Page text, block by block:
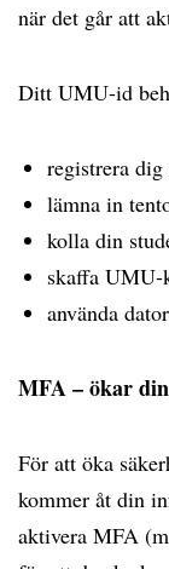
när det går att
Ditt UMU-id
registrera
lämna in
kolla din
skaffa UMU-
använda
MFA – ökar
För att öka
kommer åt din
aktivera MFA